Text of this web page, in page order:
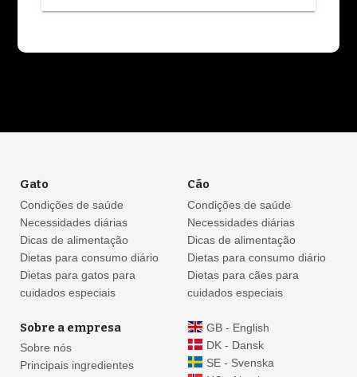
Gato
Condições de saúde
Necessidades diárias
Dicas de alimentação
Dietas para consumo diário
Dietas para gatos para
cuidados especiais
Cão
Condições de saúde
Necessidades diárias
Dicas de alimentação
Dietas para consumo diário
Dietas para cães para
cuidados especiais
Sobre a empresa
Sobre nós
Principais ingredientes
GB - English
DK - Dansk
SE - Svenska